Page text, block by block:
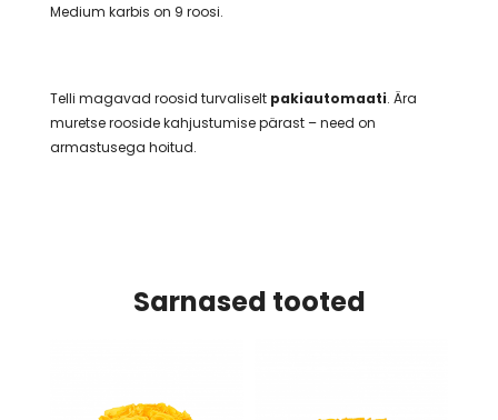
Medium karbis on 9 roosi.
Telli magavad roosid turvaliselt pakiautomaati. Ära
muretse rooside kahjustumise pärast – need on
armastusega hoitud.
Sarnased tooted